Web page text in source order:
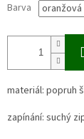
Barva
materiál: popruh
zapínání: suchý